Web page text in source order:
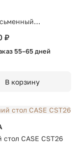
RIVI Harvey
₽
55–65 дней
В корзину
стол CASE CST26